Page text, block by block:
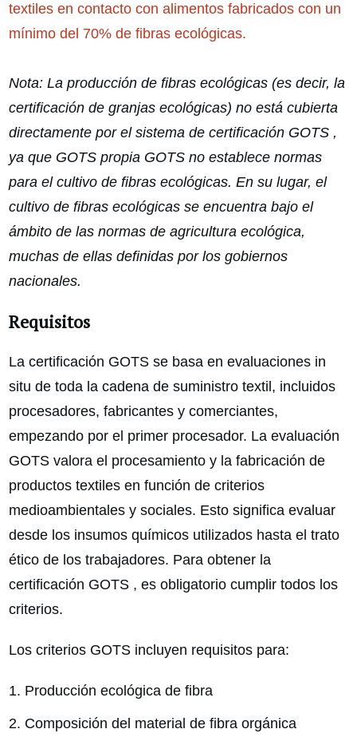
textiles en contacto con alimentos fabricados con un
mínimo del 70% de fibras ecológicas.
Nota: La producción de fibras ecológicas (es decir, la
certificación de granjas ecológicas) no está cubierta
directamente por el sistema de certificación GOTS ,
ya que GOTS propia GOTS no establece normas
para el cultivo de fibras ecológicas. En su lugar, el
cultivo de fibras ecológicas se encuentra bajo el
ámbito de las normas de agricultura ecológica,
muchas de ellas definidas por los gobiernos
nacionales.
Requisitos
La certificación GOTS se basa en evaluaciones in
situ de toda la cadena de suministro textil, incluidos
procesadores, fabricantes y comerciantes,
empezando por el primer procesador. La evaluación
GOTS valora el procesamiento y la fabricación de
productos textiles en función de criterios
medioambientales y sociales. Esto significa evaluar
desde los insumos químicos utilizados hasta el trato
ético de los trabajadores. Para obtener la
certificación GOTS , es obligatorio cumplir todos los
criterios.
Los criterios GOTS incluyen requisitos para:
Producción ecológica de fibra
Composición del material de fibra orgánica